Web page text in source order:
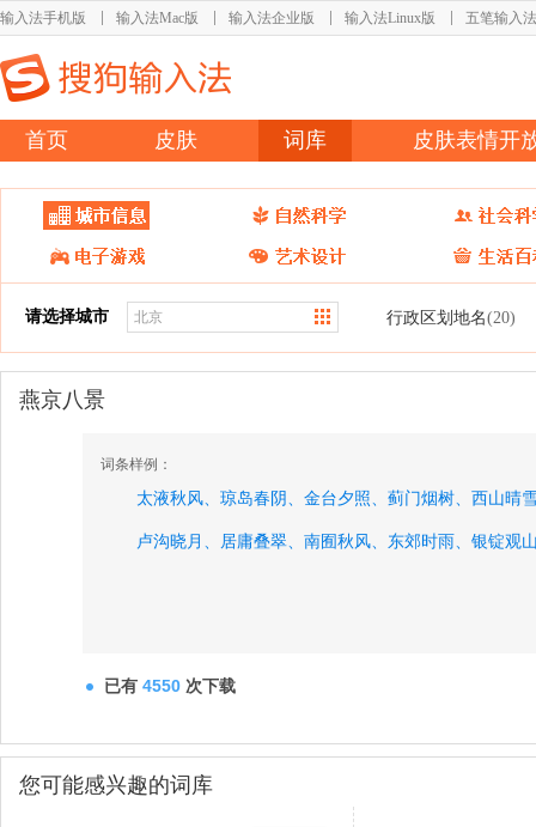
输入法手机版 输入法Mac版 输入法企业版 输入法Linux版 五笔输入法
首页 皮肤 词库 皮肤表情开
请选择城市 行政区划地名(20)
燕京八景
词条样例：
太液秋风、 琼岛春阴、 金台夕照、 蓟门烟树、 西山晴
卢沟晓月、 居庸叠翠、 南囿秋风、 东郊时雨、 银锭观
已有 4550 次下载
您可能感兴趣的词库